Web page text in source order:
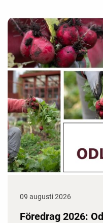
09 augusti 2026
Föredrag 2026: